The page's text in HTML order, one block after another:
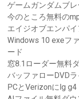
ゲームガンダムブ
今のところ無料の
エイジオブエンパ
Windows 10 exeフ
ード
窓8.1ローダー無料
バッファローDVD
PCとVerizonにlg